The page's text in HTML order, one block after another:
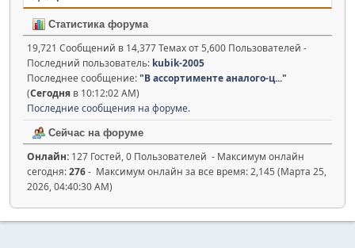
Статистика форума
19,721 Сообщений в 14,377 Темах от 5,600 Пользователей -
Последний пользователь: kubik-2005
Последнее сообщение:"В ассортименте аналого-ц..."
(Сегодня в 10:12:02 AM)
Последние сообщения на форуме.
Сейчас на форуме
Онлайн: 127 Гостей, 0 Пользователей - Максимум онлайн
сегодня:276- Максимум онлайн за все время: 2,145 (Марта 25,
2026, 04:40:30 AM)